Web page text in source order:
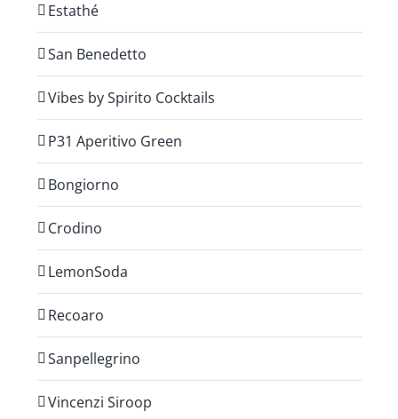
Estathé
San Benedetto
Vibes by Spirito Cocktails
P31 Aperitivo Green
Bongiorno
Crodino
LemonSoda
Recoaro
Sanpellegrino
Vincenzi Siroop